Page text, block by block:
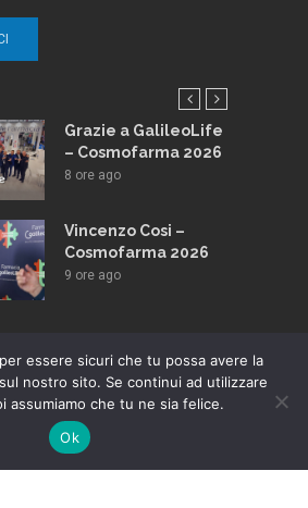
Grazie a GalileoLife
– Cosmofarma 2026
8 ore ago
Vincenzo Cosi –
Cosmofarma 2026
9 ore ago
PRIVACY POLICY
essere sicuri che tu possa avere la
nostro sito. Se continui ad utilizzare
assumiamo che tu ne sia felice.
Ok